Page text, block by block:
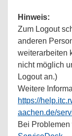
Hinweis:
Zum Logout
anderen
weiterarbeiten
nicht möglich
Logout an.)
Weitere
https://
aachen.de/
Bei